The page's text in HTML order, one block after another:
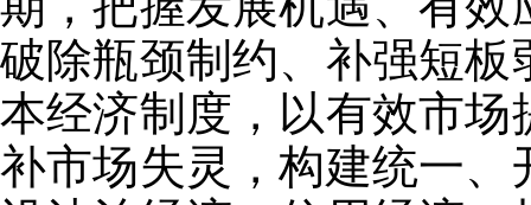
破除瓶颈制约、补强短
本经济制度，以有效市
补市场失灵，构建统一